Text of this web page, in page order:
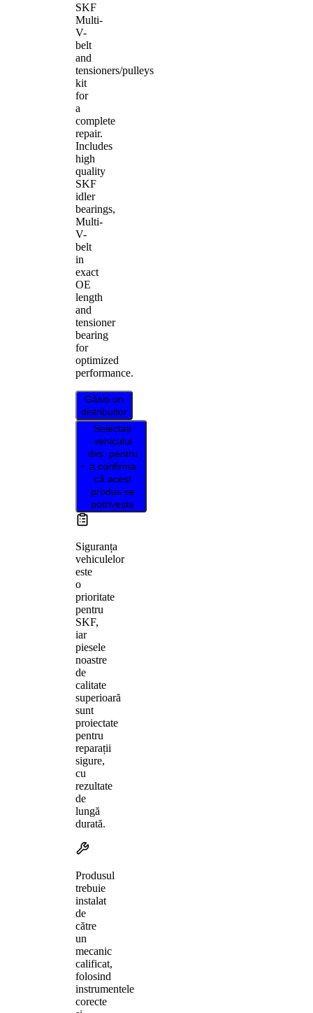
SKF
Multi-
V-
belt
and
tensioners/pulleys
kit
for
a
complete
repair.
Includes
high
quality
SKF
idler
bearings,
Multi-
V-
belt
in
exact
OE
length
and
tensioner
bearing
for
optimized
performance.
Găsiți un
distribuitor
Selectați
vehiculul
dvs. pentru
a confirma
că acest
produs se
potrivește
Siguranța
vehiculelor
este
o
prioritate
pentru
SKF,
iar
piesele
noastre
de
calitate
superioară
sunt
proiectate
pentru
reparații
sigure,
cu
rezultate
de
lungă
durată.
Produsul
trebuie
instalat
de
către
un
mecanic
calificat,
folosind
instrumentele
corecte